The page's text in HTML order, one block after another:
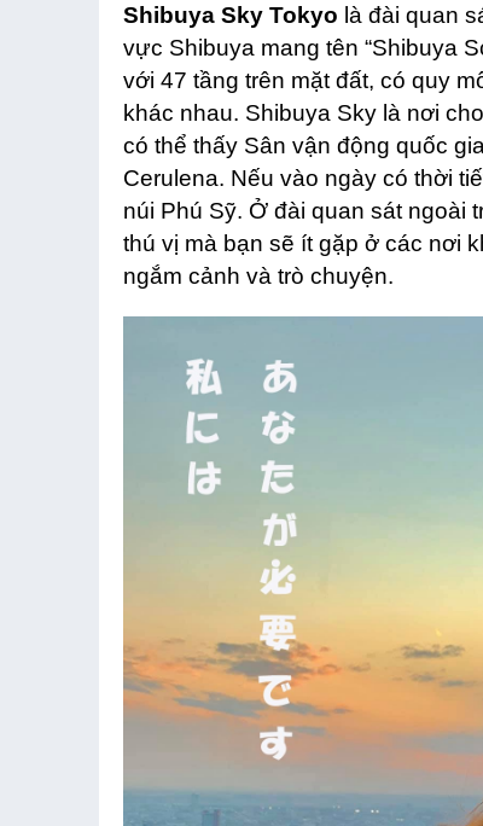
Shibuya Sky Tokyo là đài quan
vực Shibuya mang tên “Shibuya
với 47 tầng trên mặt đất, có quy
khác nhau. Shibuya Sky là nơi
có thể thấy Sân vận động quốc
Cerulena. Nếu vào ngày có thời
núi Phú Sỹ. Ở đài quan sát ngoài
thú vị mà bạn sẽ ít gặp ở các nơi
ngắm cảnh và trò chuyện.